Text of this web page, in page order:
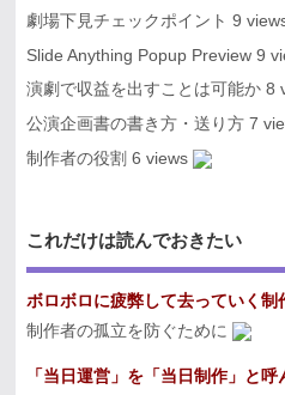
劇場下見チェックポイント 9
Slide Anything Popup Preview 9
演劇で収益を出すことは可能か 8
公演企画書の書き方・送り方 7
制作者の役割 6 views
これだけは読んでおきたい
ボロボロに疲弊して去っていく制
制作者の孤立を防ぐために
「当日運営」を「当日制作」と